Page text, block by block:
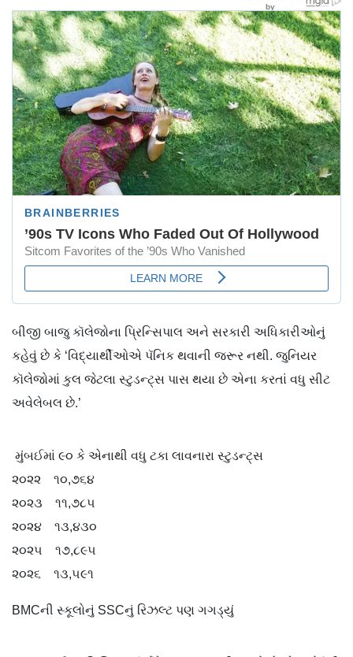
બીજી બાજુ કૉલેજોના પ્રિન્સિપાલ અને સરકારી અધિકારીઓનું
કહેવું છે કે ‘વિદ્યાર્થીઓએ પૅનિક થવાની જરૂર નથી. જુનિયર
કૉલેજોમાં કુલ જેટલા સ્ટુડન્ટ્સ પાસ થયા છે એના કરતાં વધુ સીટ
અવેલેબલ છે.’
મુંબઈમાં ૯૦ કે એનાથી વધુ ટકા લાવનારા સ્ટુડન્ટ્સ
૨૦૨૨ ૧૦,૭૬૪
૨૦૨૩ ૧૧,૭૮૫
૨૦૨૪ ૧૩,૪૩૦
૨૦૨૫ ૧૭,૮૯૫
૨૦૨૬ ૧૩,૫૯૧
BMCની સ્કૂલોનું SSCનું રિઝલ્ટ પણ ગગડ્યું